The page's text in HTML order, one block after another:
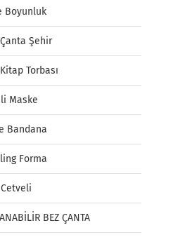
Boyunluk
Şehir
Torbası
Maske
Bandana
Forma
BEZ ÇANTA